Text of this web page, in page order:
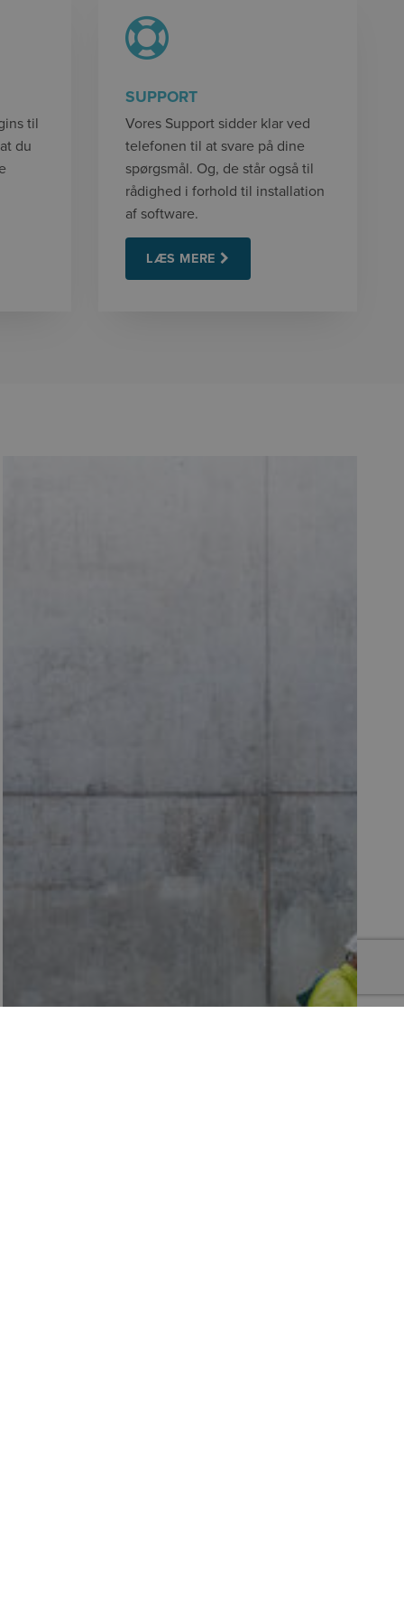
til
du
SUPPORT
Vores Support sidder klar ved
telefonen til at svare på dine
spørgsmål. Og, de står også til
rådighed i forhold til installation
af software.
LÆS MERE